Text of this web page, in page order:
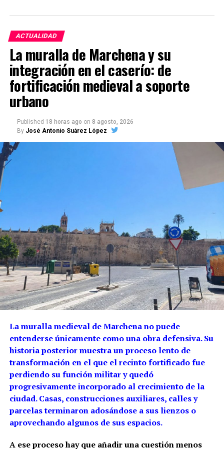
ACTUALIDAD
La muralla de Marchena y su
integración en el caserío: de
fortificación medieval a soporte
urbano
Published 18 horas ago on 8 agosto, 2026
By José Antonio Suárez López
La muralla medieval de Marchena no puede
entenderse únicamente como una obra defensiva. Su
historia posterior muestra un proceso lento de
transformación en el que el recinto fortificado fue
perdiendo su función militar y quedó
progresivamente incorporado al crecimiento de la
ciudad. Casas, construcciones auxiliares, calles y
parcelas terminaron adosándose a sus lienzos o
aprovechando algunos de sus espacios.
A ese proceso hay que añadir una cuestión menos